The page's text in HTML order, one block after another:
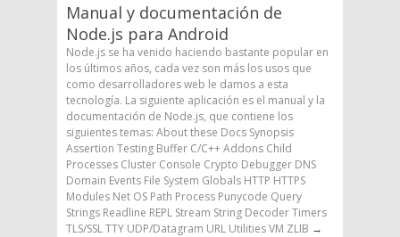
Manual y documentación de
Node.js para Android
Node.js se ha venido haciendo bastante popular en
los últimos años, cada vez son más los usos que
como desarrolladores web le damos a esta
tecnología. La siguiente aplicación es el manual y la
documentación de Node.js, que contiene los
siguientes temas: About these Docs Synopsis
Assertion Testing Buffer C/C++ Addons Child
Processes Cluster Console Crypto Debugger DNS
Domain Events File System Globals HTTP HTTPS
Modules Net OS Path Process Punycode Query
Strings Readline REPL Stream String Decoder Timers
TLS/SSL TTY UDP/Datagram URL Utilities VM ZLIB →